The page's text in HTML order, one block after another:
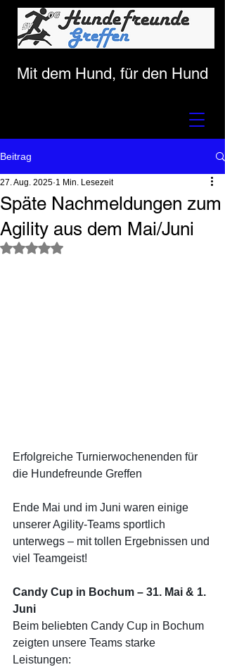
Mit dem Hund, für den Hund
Beitrag
Späte Nachmeldungen zum
Agility aus dem Mai/Juni
27. Aug. 2025 1 Min. Lesezeit
Mit NaN von 5 Sternen bewertet.
Erfolgreiche Turnierwochenenden für
die Hundefreunde Greffen
Ende Mai und im Juni waren einige
unserer Agility-Teams sportlich
unterwegs – mit tollen Ergebnissen und
viel Teamgeist!
Candy Cup in Bochum – 31. Mai & 1.
Juni
Beim beliebten Candy Cup in Bochum
zeigten unsere Teams starke
Leistungen: